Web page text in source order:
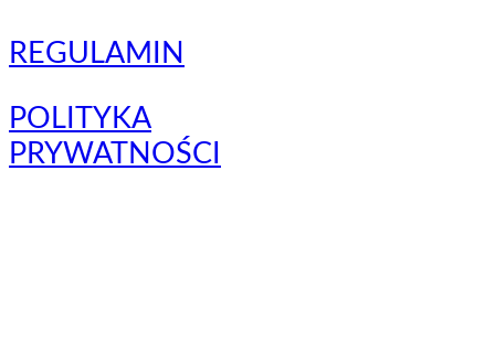
REGULAMIN
POLITYKA
PRYWATNOŚCI